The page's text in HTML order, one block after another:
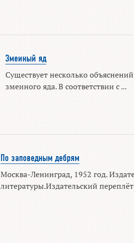
Змеиный яд
Существует несколько
змеиного яда. В соответствии с ...
По заповедным дебрям
Москва-Ленинград, 1952 год.
литературы.Издательский